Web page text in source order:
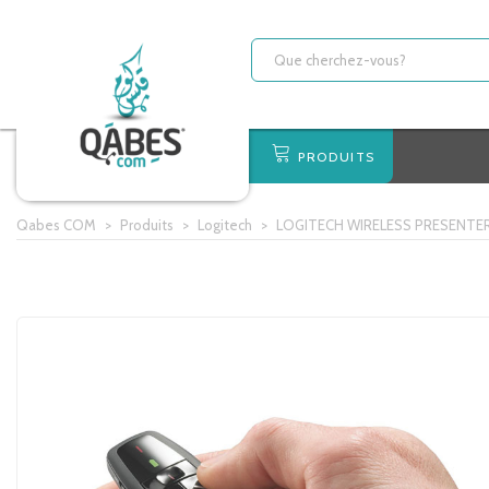
PRODUITS
Qabes COM > Produits > Logitech > LOGITECH WIRELESS